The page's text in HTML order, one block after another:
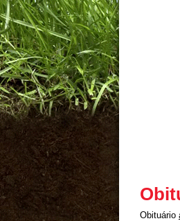
Obituário